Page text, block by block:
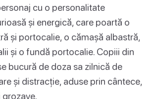
cu o personalitate
și energică, care poartă o
și portocalie, o cămașă albastră,
și o fundă portocalie. Copiii din
bucură de doza sa zilnică de
și distracție, aduse prin cântece,
grozave.